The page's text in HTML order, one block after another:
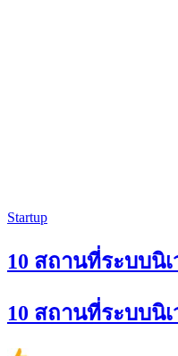
Startup
10 สถานที่ระบบนิ
10 สถานที่ระบบนิ